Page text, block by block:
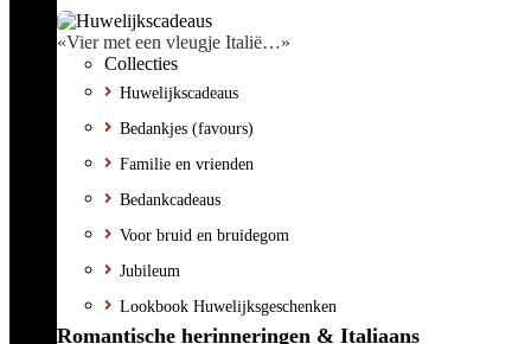
«Vier met een vleugje Italië…»
Collecties
Huwelijkscadeaus
Bedankjes (favours)
Familie en vrienden
Bedankcadeaus
Voor bruid en bruidegom
Jubileum
Lookbook Huwelijksgeschenken
Romantische herinneringen & Italiaans